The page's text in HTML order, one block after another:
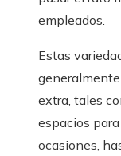
empleados.
Estas
extra, tales
espacios
ocasiones,